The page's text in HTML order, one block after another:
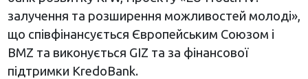
залучення та розширення можливостей молоді»,
що співфінансується Європейським Союзом і
BMZ та виконується GIZ та за фінансової
підтримки KredoBank.